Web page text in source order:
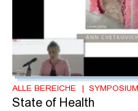
ALLE BEREICHE SYMPOSIUM
State of Health